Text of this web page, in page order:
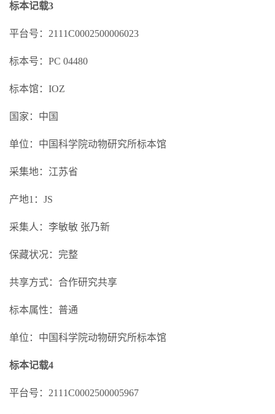
标本记载3
平台号：2111C0002500006023
标本号：PC 04480
标本馆：IOZ
国家：中国
单位：中国科学院动物研究所标本馆
采集地：江苏省
产地1：JS
采集人：李敏敏 张乃新
保藏状况：完整
共享方式：合作研究共享
标本属性：普通
单位：中国科学院动物研究所标本馆
标本记载4
平台号：2111C0002500005967